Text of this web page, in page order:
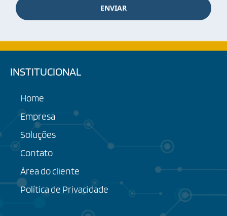
ENVIAR
INSTITUCIONAL
Home
Empresa
Soluções
Contato
Área do cliente
Política de Privacidade